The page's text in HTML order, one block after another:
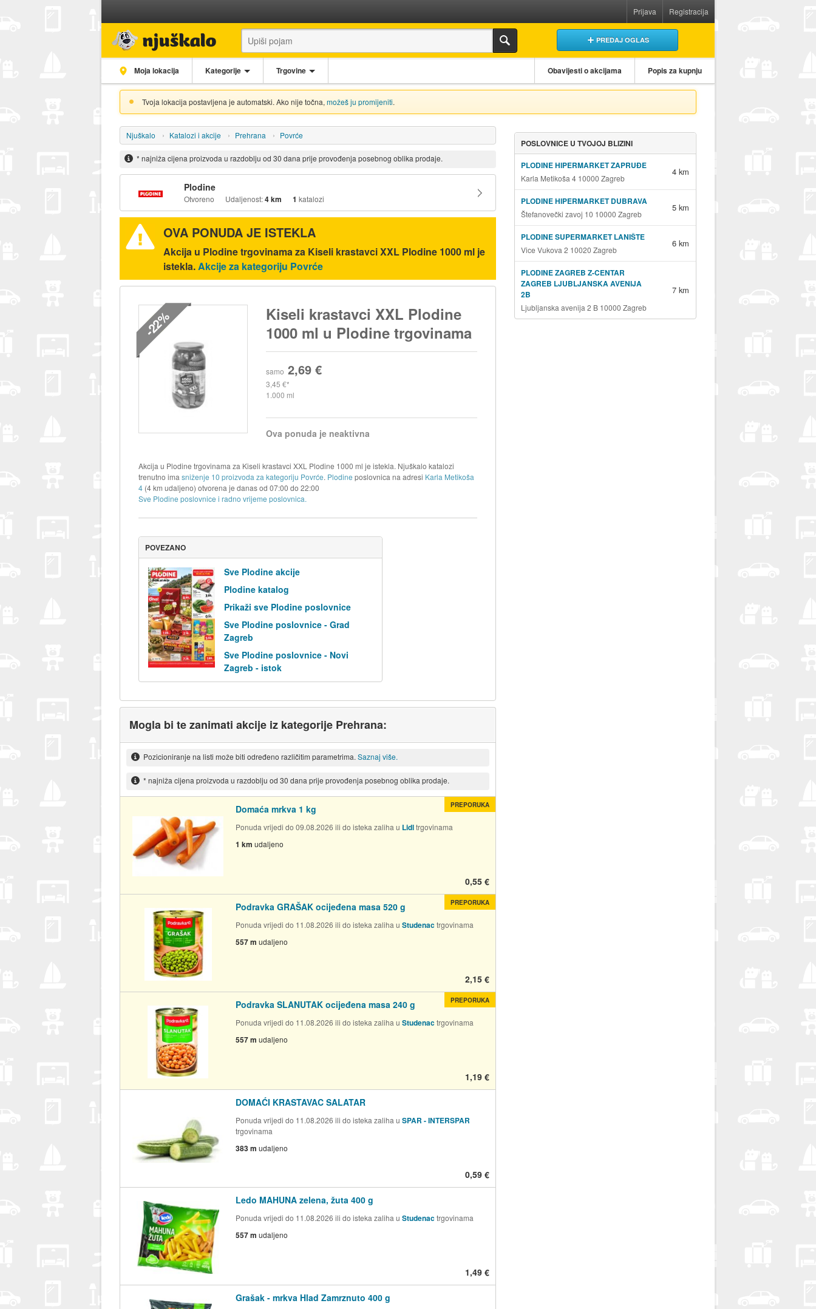
Prijava Registracija
PREDAJ OGLAS
Moja lokacija Kategorije Trgovine Obavijesti o akcijama Popis za kupnju
Tvoja lokacija postavljena je automatski. Ako nije točna, možeš ju promijeniti.
Njuškalo Katalozi i akcije Prehrana Povrće
* najniža cijena proizvoda u razdoblju od 30 dana prije provođenja posebnog oblika prodaje.
Plodine
Otvoreno Udaljenost:4 km 1 katalozi
OVA PONUDA JE ISTEKLA
Akcija u Plodine trgovinama za Kiseli krastavci XXL Plodine 1000 ml je
istekla.Akcije za kategoriju Povrće
-22%
Kiseli krastavci XXL Plodine
1000 ml u Plodine trgovinama
samo 2,69 €
3,45 €
1.000 ml
Ova ponuda je neaktivna
Akcija u Plodine trgovinama za Kiseli krastavci XXL Plodine 1000 ml je istekla. Njuškalo katalozi
trenutno imasniženje 10 proizvoda za kategoriju Povrće. Plodine poslovnica na adresi Karla Metikoša
4 (4 km udaljeno) otvorena je danas od 07:00 do 22:00
Sve Plodine poslovnice i radno vrijeme poslovnica.
POVEZANO
Sve Plodine akcije
Plodine katalog
Prikaži sve Plodine poslovnice
Sve Plodine poslovnice - Grad
Zagreb
Sve Plodine poslovnice - Novi
Zagreb - istok
Mogla bi te zanimati akcije iz kategorije Prehrana:
Pozicioniranje na listi može biti određeno različitim parametrima. Saznaj više.
* najniža cijena proizvoda u razdoblju od 30 dana prije provođenja posebnog oblika prodaje.
Domaća mrkva 1 kg
Ponuda vrijedi do 09.08.2026 ili do isteka zaliha u Lidltrgovinama
1 km udaljeno
0,55 €
PREPORUKA
Podravka GRAŠAK ocijeđena masa 520 g
Ponuda vrijedi do 11.08.2026 ili do isteka zaliha u Studenactrgovinama
557 m udaljeno
2,15 €
PREPORUKA
Podravka SLANUTAK ocijeđena masa 240 g
Ponuda vrijedi do 11.08.2026 ili do isteka zaliha u Studenactrgovinama
557 m udaljeno
1,19 €
PREPORUKA
DOMAĆI KRASTAVAC SALATAR
Ponuda vrijedi do 11.08.2026 ili do isteka zaliha u SPAR - INTERSPAR
trgovinama
383 m udaljeno
0,59 €
Ledo MAHUNA zelena, žuta 400 g
Ponuda vrijedi do 11.08.2026 ili do isteka zaliha u Studenactrgovinama
557 m udaljeno
1,49 €
Grašak - mrkva Hlad Zamrznuto 400 g
POSLOVNICE U TVOJOJ BLIZINI
PLODINE HIPERMARKET ZAPRUĐE
Karla Metikoša 4 10000 Zagreb
4 km
PLODINE HIPERMARKET DUBRAVA
Štefanovečki zavoj 10 10000 Zagreb
5 km
PLODINE SUPERMARKET LANIŠTE
Vice Vukova 2 10020 Zagreb
6 km
PLODINE ZAGREB Z-CENTAR
ZAGREB LJUBLJANSKA AVENIJA
2B
Ljubljanska avenija 2 B 10000 Zagreb
7 km